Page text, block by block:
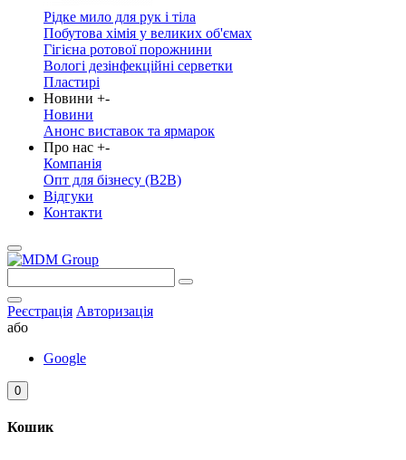
Рідке мило для рук і тіла
Побутова хімія у великих об'ємах
Гігієна ротової порожнини
Вологі дезінфекційні серветки
Пластирі
Новини +-
Новини
Анонс виставок та ярмарок
Про нас +-
Компанія
Опт для бізнесу (B2B)
Відгуки
Контакти
Реєстрація Авторизація
або
Google
0
Кошик